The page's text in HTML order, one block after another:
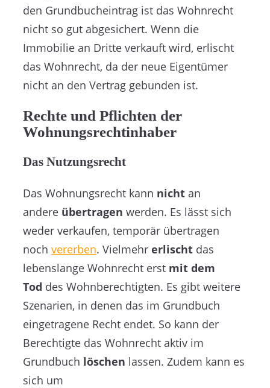
den Grundbucheintrag ist das Wohnrecht
nicht so gut abgesichert. Wenn die
Immobilie an Dritte verkauft wird, erlischt
das Wohnrecht, da der neue Eigentümer
nicht an den Vertrag gebunden ist.
Rechte und Pflichten der
Wohnungsrechtinhaber
Das Nutzungsrecht
Das Wohnungsrecht kann nicht an
andere übertragen werden. Es lässt sich
weder verkaufen, temporär übertragen
noch vererben. Vielmehr erlischt das
lebenslange Wohnrecht erst mit dem
Tod des Wohnberechtigten. Es gibt weitere
Szenarien, in denen das im Grundbuch
eingetragene Recht endet. So kann der
Berechtigte das Wohnrecht aktiv im
Grundbuch löschen lassen. Zudem kann es
sich um